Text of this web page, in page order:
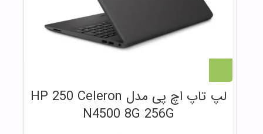
لپ تاپ اچ پی مدل HP 250 Celeron
N4500 8G 256G